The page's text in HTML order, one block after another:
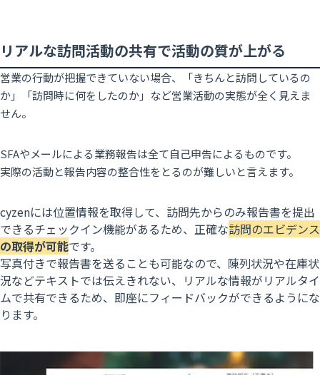
リアルな訪問活動の共有で活動の質が上がる
営業の行動が把握できていない場合、「きちんと訪問しているの
か」「訪問時に何をしたのか」など営業活動の実態が全く見えま
せん。
SFAやメールによる業務報告は全て自己申告によるものです。
実際の活動と報告内容の整合性をとるのが難しいと言えます。
cyzenには位置情報を取得して、 訪問先からのみ報告書を提出
できるチェックイン機能があるため、正確な訪問のエビデンス
の取得が可能です。
写真付きで報告書を送ることも可能なので、陳列状況や在庫状
況などテキストでは伝えきれない、リアルな情報がリアルタイ
ムで共有できるため、即座にフィードバックができるようにな
ります。